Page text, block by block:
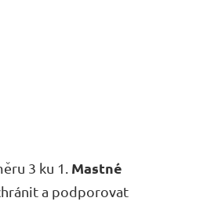
3 ku 1. Mastné
a podporovat